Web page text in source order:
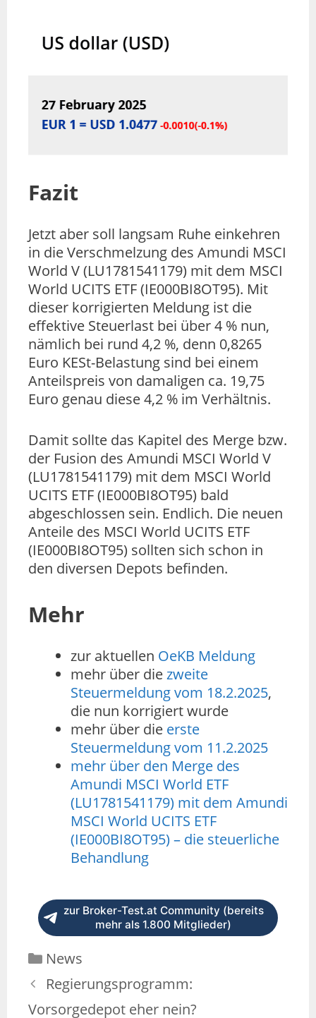
Fazit
Jetzt aber soll langsam Ruhe einkehren
in die Verschmelzung des Amundi MSCI
World V (LU1781541179) mit dem MSCI
World UCITS ETF (IE000BI8OT95). Mit
dieser korrigierten Meldung ist die
effektive Steuerlast bei über 4 % nun,
nämlich bei rund 4,2 %, denn 0,8265
Euro KESt-Belastung sind bei einem
Anteilspreis von damaligen ca. 19,75
Euro genau diese 4,2 % im Verhältnis.
Damit sollte das Kapitel des Merge bzw.
der Fusion des Amundi MSCI World V
(LU1781541179) mit dem MSCI World
UCITS ETF (IE000BI8OT95) bald
abgeschlossen sein. Endlich. Die neuen
Anteile des MSCI World UCITS ETF
(IE000BI8OT95) sollten sich schon in
den diversen Depots befinden.
Mehr
zur aktuellen OeKB Meldung
mehr über diezweite
Steuermeldung vom 18.2.2025,
die nun korrigiert wurde
mehr über die erste
Steuermeldung vom 11.2.2025
mehr über den Merge des
Amundi MSCI World ETF
(LU1781541179) mit dem Amundi
MSCI World UCITS ETF
(IE000BI8OT95) – die steuerliche
Behandlung
zur Broker-Test.at Community (bereits
mehr als 1.800 Mitglieder)
News
Regierungsprogramm:
Vorsorgedepot eher nein?